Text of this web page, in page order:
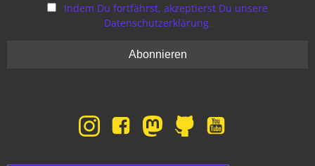
Indem Du fortfährst, akzeptierst Du unsere
Datenschutzerklärung.